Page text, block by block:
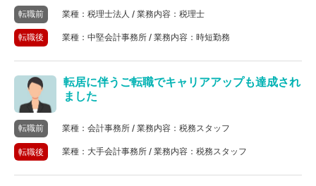
転職前 業種：税理士法人 / 業務内容：税理士
転職後 業種：中堅会計事務所 / 業務内容：時短勤務
転居に伴うご転職でキャリアアップも達成され
ました
転職前 業種：会計事務所 / 業務内容：税務スタッフ
転職後 業種：大手会計事務所 / 業務内容：税務スタッフ